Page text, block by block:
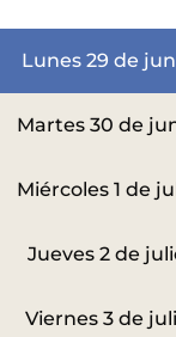
Lunes 29 de
Martes 30 de
Miércoles 1 de
Jueves 2 de
Viernes 3 de